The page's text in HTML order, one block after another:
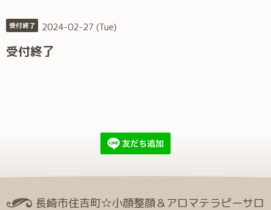
受付終了 2024-02-27 (Tue)
受付終了
長崎市住吉町☆小顔整顔＆アロマテラピーサロ